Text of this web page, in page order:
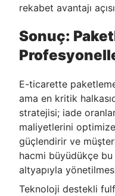
rekabet avantajı
Sonuç:
E-ticarette
ama en kritik
stratejisi; iade
maliyetlerini optimize
güçlendirir ve
hacmi büyüdükçe
altyapıyla
Teknoloji destekli